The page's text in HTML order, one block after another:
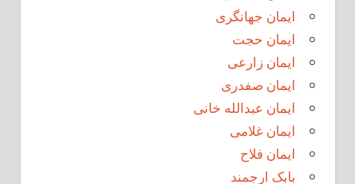
ایمان جهانگری
ایمان حجت
ایمان زارعی
ایمان صفدری
ایمان عبدالله خانی
ایمان غلامی
ایمان فلاح
بابک ارجمند